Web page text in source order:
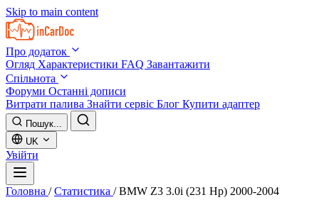
Skip to main content
Про додаток
Огляд Характеристики FAQ Завантажити
Спільнота
Форуми Останні дописи
Витрати палива Знайти сервіс Блог Купити адаптер
Пошук...
UK
Увійти
Головна / Статистика / BMW Z3 3.0i (231 Hp) 2000-2004